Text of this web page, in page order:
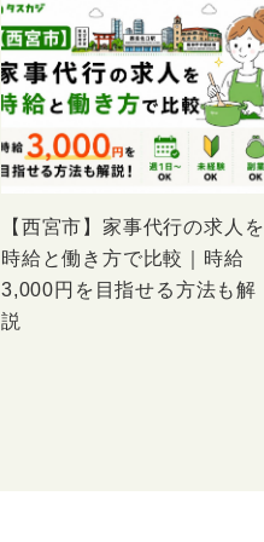
【西宮市】家事代行の求人を
時給と働き方で比較｜時給
3,000円を目指せる方法も解
説